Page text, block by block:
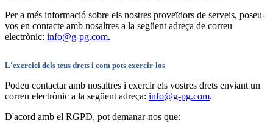
Per a més informació sobre els nostres proveïdors de serveis, poseu-
vos en contacte amb nosaltres a la següent adreça de correu
electrònic: info@g-pg.com.
L'exercici dels teus drets i com pots exercir-los
Podeu contactar amb nosaltres i exercir els vostres drets enviant un
correu electrònic a la següent adreça: info@g-pg.com.
D'acord amb el RGPD, pot demanar-nos que: